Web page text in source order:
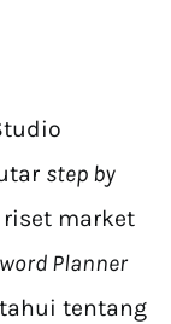
step by
market
Planner
tentang